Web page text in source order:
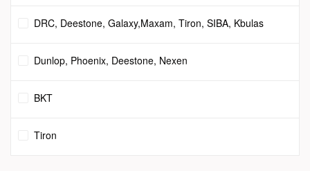
DRC, Deestone, Galaxy,Maxam, Tiron, SIBA, Kbulas
Dunlop, Phoenix, Deestone, Nexen
BKT
Tiron